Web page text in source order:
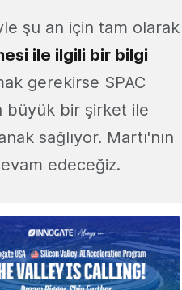
şu an için tam olarak
ile ilgili bir bilgi
gerekirse SPAC
büyük bir şirket ile
sağlıyor. Martı'nın
edeceğiz.